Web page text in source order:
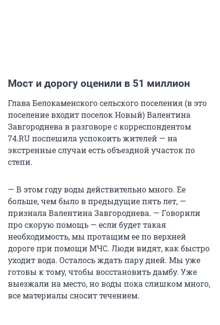
Мост и дорогу оценили в 51 миллион
Глава Белокаменского сельского поселения (в это
поселение входит поселок Новый) Валентина
Завгороднева в разговоре с корреспондентом
74.RU поспешила успокоить жителей — на
экстренные случаи есть объездной участок по
степи.
— В этом году воды действительно много. Ее
больше, чем было в предыдущие пять лет, —
признала Валентина Завгороднева. — Говорили
про скорую помощь — если будет такая
необходимость, мы протащим ее по верхней
дороге при помощи МЧС. Люди видят, как быстро
уходит вода. Осталось ждать пару дней. Мы уже
готовы к тому, чтобы восстановить дамбу. Уже
выезжали на место, но воды пока слишком много,
все материалы сносит течением.